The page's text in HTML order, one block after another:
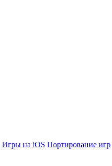
Игры на iOS Портирование игр